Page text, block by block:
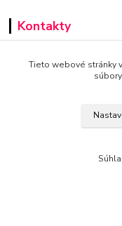
Kontakty
+421 940 949 000
Tieto webové stránky